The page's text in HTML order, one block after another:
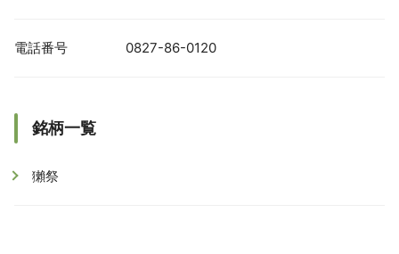
電話番号 0827-86-0120
銘柄一覧
獺祭